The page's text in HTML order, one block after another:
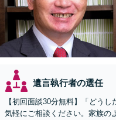
遺言執行者の選任
【初回面談30分無料】「どう
気軽にご相談ください。家族の